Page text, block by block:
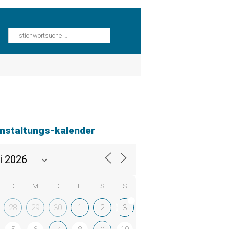
kalender
D M D F S S
28 29 30 1 2 3
+